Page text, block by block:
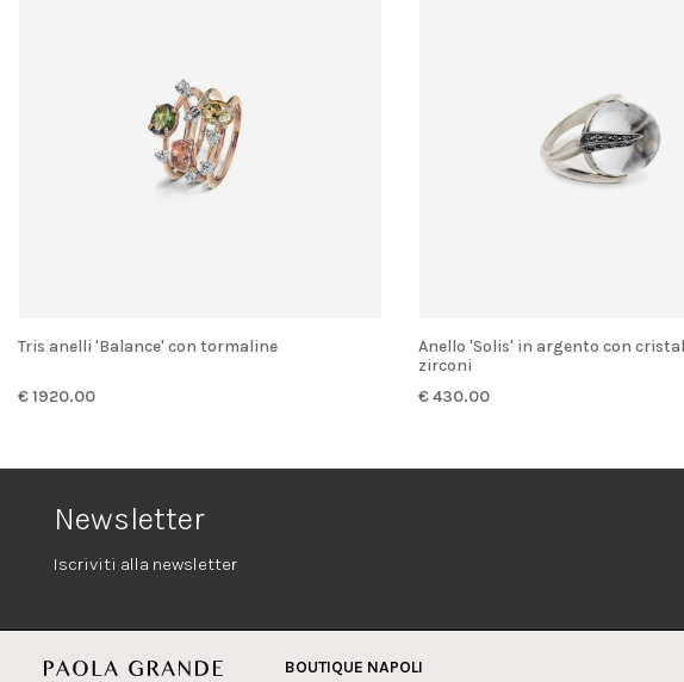
Tris anelli 'Balance' con tormaline
€ 1920.00
Anello 'Solis' in argento con cristallo di rocca e
zirconi
€ 430.00
Newsletter
Iscriviti alla newsletter
BOUTIQUE NAPOLI